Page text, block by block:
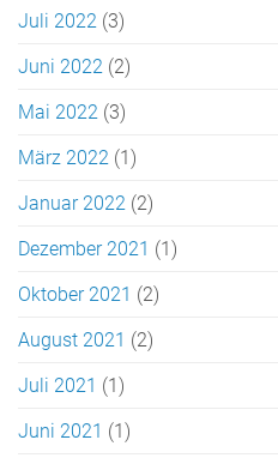
Juli 2022 (3)
Juni 2022 (2)
Mai 2022 (3)
März 2022 (1)
Januar 2022 (2)
Dezember 2021 (1)
Oktober 2021 (2)
August 2021 (2)
Juli 2021 (1)
Juni 2021 (1)